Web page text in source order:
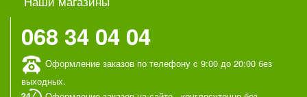
068 34 04 04
Оформление заказов по телефону c 9:00 до 20:00 без
выходных.